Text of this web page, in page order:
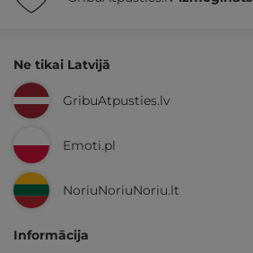
Ne tikai Latvijā
GribuAtpusties.lv
Emoti.pl
NoriuNoriuNoriu.lt
Informācija